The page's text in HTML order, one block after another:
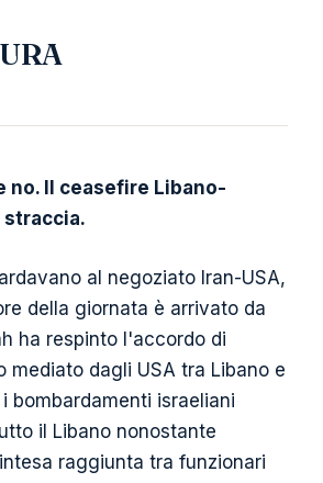
no. Il ceasefire Libano-
straccia.
al negoziato Iran-USA,
della giornata è arrivato da
ha respinto l'accordo di
mediato dagli USA tra Libano e
bombardamenti israeliani
il Libano nonostante
raggiunta tra funzionari